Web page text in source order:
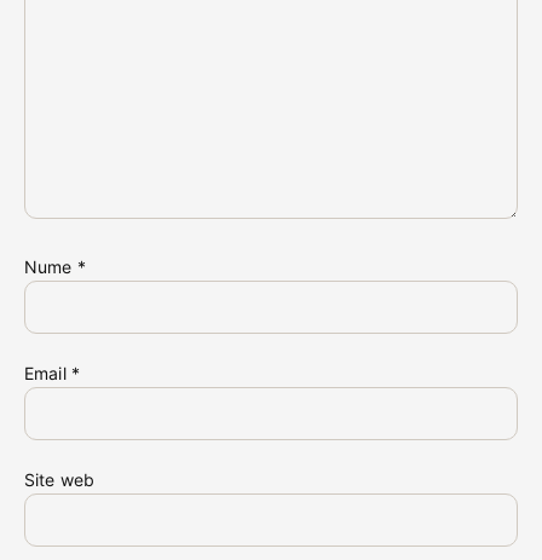
Nume *
Email *
Site web